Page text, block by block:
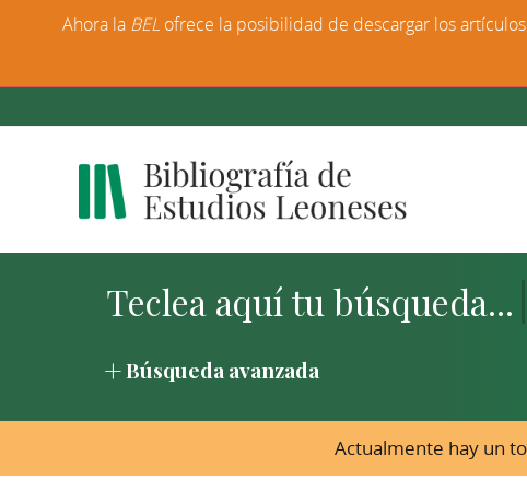
Búsqueda avanzada
Actualmente hay un
Ahora la BEL ofrece la posibilidad de descargar los